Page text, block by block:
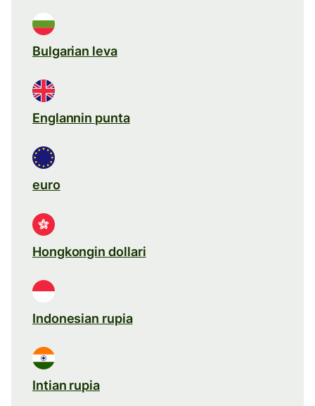
Bulgarian leva
Englannin punta
euro
Hongkongin dollari
Indonesian rupia
Intian rupia